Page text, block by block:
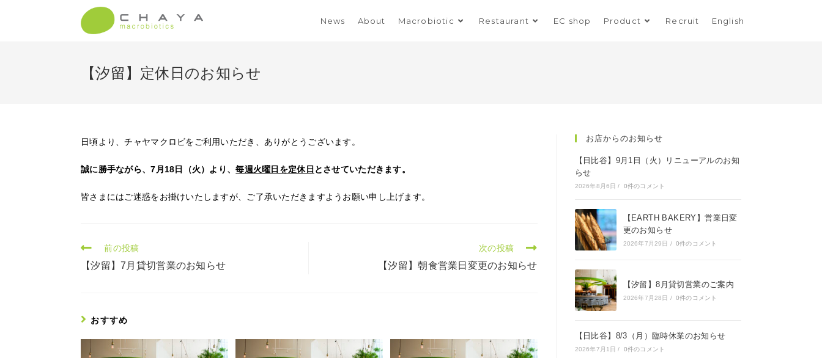
News About Macrobiotic Restaurant EC shop Product Recruit English
【汐留】定休日のお知らせ
日頃より、チャヤマクロビをご利用いただき、ありがとうございます。
誠に勝手ながら、7月18日（火）より、毎週火曜日を定休日 とさせていただきます。
皆さまにはご迷惑をお掛けいたしますが、ご了承いただきますようお願い申し上げます。
前の投稿
【汐留】7月貸切営業のお知らせ
次の投稿
【汐留】朝食営業日変更のお知らせ
おすすめ
お店からのお知らせ
【日比谷】9月1日（火）リニューアルのお知
らせ
2026年8月6日 / 0件のコメント
【EARTH BAKERY】営業日変
更のお知らせ
2026年7月29日 / 0件のコメント
【汐留】8月貸切営業のご案内
2026年7月28日 / 0件のコメント
【日比谷】8/3（月）臨時休業のお知らせ
2026年7月1日 / 0件のコメント